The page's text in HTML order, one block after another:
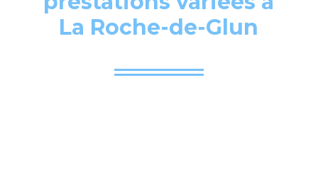
La Roche-de-Glun